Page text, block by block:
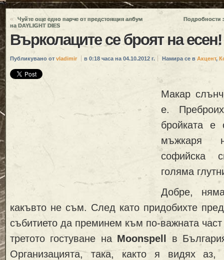
«
Чуйте още едно парче от предстоящия албум
на DAYLIGHT DIES
Подробности
Върколаците се броят на есен!
Публикувано от vladimir в 0:18 часа на 04.10.2012 г. Намира се в Акцент,
Макар
е.
бройката
мъжкаря
софийска
голяма
Добре,
какъвто не съм. След като придобихте
събитието да преминем към по-важната
третото гостуване на Moonspell в
Организацията, така, както я видях